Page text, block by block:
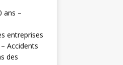
ans –
entreprises
Accidents
des